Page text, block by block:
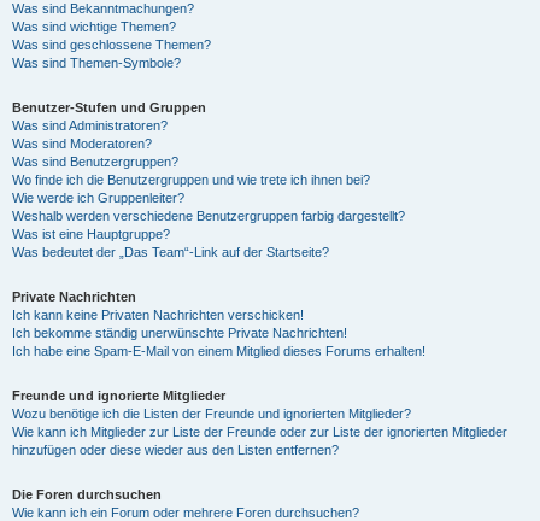
Was sind Bekanntmachungen?
Was sind wichtige Themen?
Was sind geschlossene Themen?
Was sind Themen-Symbole?
Benutzer-Stufen und Gruppen
Was sind Administratoren?
Was sind Moderatoren?
Was sind Benutzergruppen?
Wo finde ich die Benutzergruppen und wie trete ich ihnen bei?
Wie werde ich Gruppenleiter?
Weshalb werden verschiedene Benutzergruppen farbig dargestellt?
Was ist eine Hauptgruppe?
Was bedeutet der „Das Team“-Link auf der Startseite?
Private Nachrichten
Ich kann keine Privaten Nachrichten verschicken!
Ich bekomme ständig unerwünschte Private Nachrichten!
Ich habe eine Spam-E-Mail von einem Mitglied dieses Forums erhalten!
Freunde und ignorierte Mitglieder
Wozu benötige ich die Listen der Freunde und ignorierten Mitglieder?
Wie kann ich Mitglieder zur Liste der Freunde oder zur Liste der ignorierten Mitglieder
hinzufügen oder diese wieder aus den Listen entfernen?
Die Foren durchsuchen
Wie kann ich ein Forum oder mehrere Foren durchsuchen?